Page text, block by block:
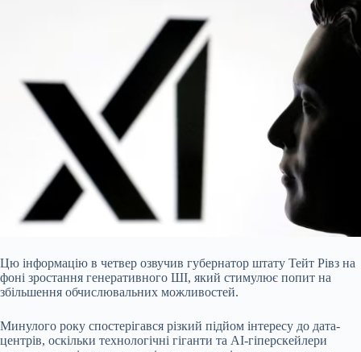
Цю інформацію в четвер озвучив губернатор штату Тейт Рівз на
фоні зростання генеративного ШІ, який стимулює попит на
збільшення обчислювальних можливостей.
Минулого року спостерігався різкий підйом інтересу до дата-
центрів, оскільки технологічні гіганти та AI-гіперскейлери